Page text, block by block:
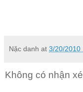
Nặc danh at 3/20/2010
Không có nhận